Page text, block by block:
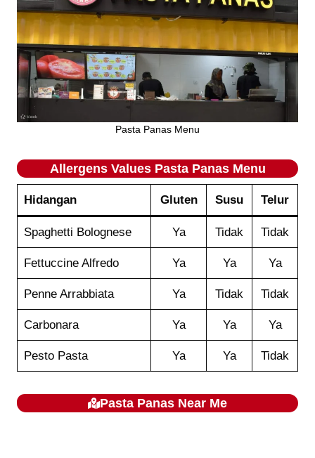
Pasta Panas Menu
Allergens Values Pasta PanasMenu
Hidangan Gluten Susu Telur
Spaghetti Bolognese Ya Tidak Tidak
Fettuccine Alfredo Ya Ya Ya
Penne Arrabbiata Ya Tidak Tidak
Carbonara Ya Ya Ya
Pesto Pasta Ya Ya Tidak
Pasta Panas Near Me